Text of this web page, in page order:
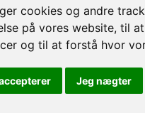
cookies og andre
på vores website, til
og til at forstå hvor
Jeg nægter